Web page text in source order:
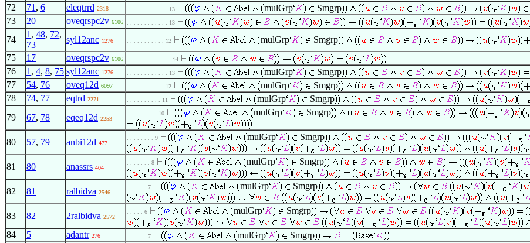
72
71 , 6 eleqtrrd 2318 . . . . . . . . . . . . 13 mulGrp
Smgrp
73
20 oveqrspc2v 6106 . . . . . . . . . . . . 13
74
1 , 48, 72,
73
syl12anc 1276 . . . . . . . . . . . 12 mulGrp
Smgrp
75
17 oveqrspc2v 6106 . . . . . . . . . . . . . 14
76 1 , 4, 8, 75 syl12anc 1276 . . . . . . . . . . . . 13 mulGrp
Smgrp
77
54, 76 oveq12d 6097 . . . . . . . . . . . 12 mulGrp
Smgrp
78
74, 77 eqtrd 2271 . . . . . . . . . . 11 mulGrp
Smgrp
79
67, 78 eqeq12d 2253
. . . . . . . . . 10 mulGrp Smgrp
80 57, 79 anbi12d 477
. . . . . . . . 9 mulGrp Smgrp
81 80 anassrs 404
. . . . . . . 8 mulGrp Smgrp
82 81 ralbidva 2546
. . . . . . 7 mulGrp Smgrp
83 82 2ralbidva 2572
. . . . . 6 mulGrp Smgrp
84 5 adantr 276 . . . . . . 7 mulGrp
Smgrp